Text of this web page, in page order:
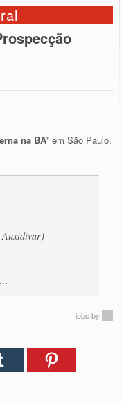
na BA” em São Paulo,
Auxidivar)
jobs by